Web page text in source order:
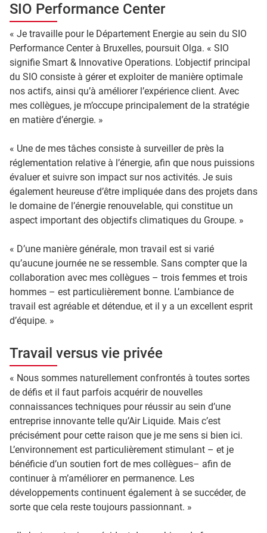
SIO Performance Center
« Je travaille pour le Département Energie au sein du SIO
Performance Center à Bruxelles, poursuit Olga. « SIO
signifie Smart & Innovative Operations. L’objectif principal
du SIO consiste à gérer et exploiter de manière optimale
nos actifs, ainsi qu’à améliorer l’expérience client. Avec
mes collègues, je m’occupe principalement de la stratégie
en matière d’énergie. »
« Une de mes tâches consiste à surveiller de près la
réglementation relative à l’énergie, afin que nous puissions
évaluer et suivre son impact sur nos activités. Je suis
également heureuse d’être impliquée dans des projets dans
le domaine de l’énergie renouvelable, qui constitue un
aspect important des objectifs climatiques du Groupe. »
« D’une manière générale, mon travail est si varié
qu’aucune journée ne se ressemble. Sans compter que la
collaboration avec mes collègues – trois femmes et trois
hommes – est particulièrement bonne. L’ambiance de
travail est agréable et détendue, et il y a un excellent esprit
d’équipe. »
Travail versus vie privée
« Nous sommes naturellement confrontés à toutes sortes
de défis et il faut parfois acquérir de nouvelles
connaissances techniques pour réussir au sein d’une
entreprise innovante telle qu’Air Liquide. Mais c’est
précisément pour cette raison que je me sens si bien ici.
L’environnement est particulièrement stimulant – et je
bénéficie d’un soutien fort de mes collègues– afin de
continuer à m’améliorer en permanence. Les
développements continuent également à se succéder, de
sorte que cela reste toujours passionnant. »